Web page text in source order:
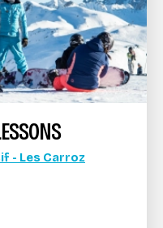
- Les Carroz